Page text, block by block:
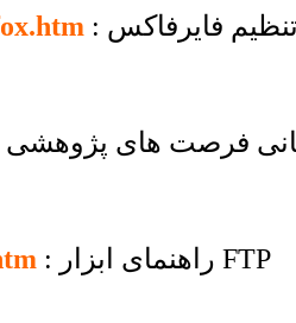
تنظیم فایرفاکس
فرصت های پژوهشی
: راهنمای ابزار FTP